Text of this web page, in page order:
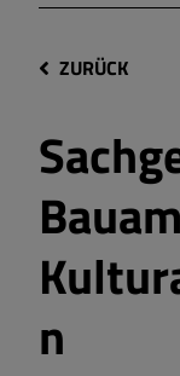
ZURÜCK
n